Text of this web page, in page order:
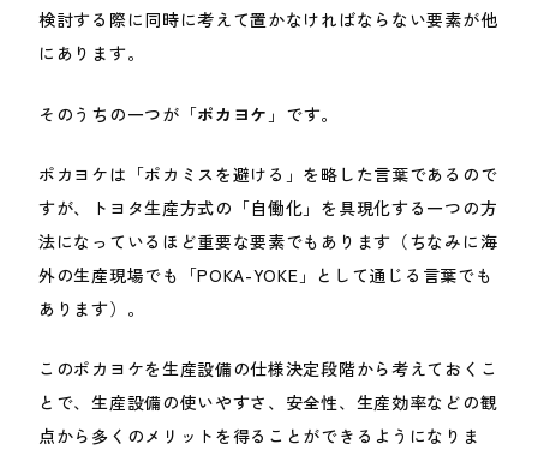
検討する際に同時に考えて置かなければならない要素が他
にあります。
そのうちの一つが「ポカヨケ 」です。
ポカヨケは「ポカミスを避ける」を略した言葉であるので
すが、トヨタ生産方式の「自働化」を具現化する一つの方
法になっているほど重要な要素でもあります（ちなみに海
外の生産現場でも「POKA-YOKE」として通じる言葉でも
あります）。
このポカヨケを生産設備の仕様決定段階から考えておくこ
とで、生産設備の使いやすさ、安全性、生産効率などの観
点から多くのメリットを得ることができるようになりま